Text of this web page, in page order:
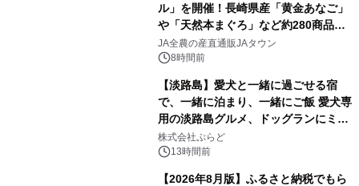
ル」を開催！長崎県産「黄金あなご」
や「天然本まぐろ」など約280商品を
販売！～毎月１０日の定例企画～
JA全農の産直通販JAタウン
8時間前
【淡路島】愛犬と一緒に過ごせる宿
で、一緒に泊まり、一緒にご飯 愛犬専
用の淡路島グルメ、ドッグランにミニ
プール グランピングとトレーラーハウ
スの2施設で
株式会社ぷらど
13時間前
【2026年8月版】ふるさと納税でもら